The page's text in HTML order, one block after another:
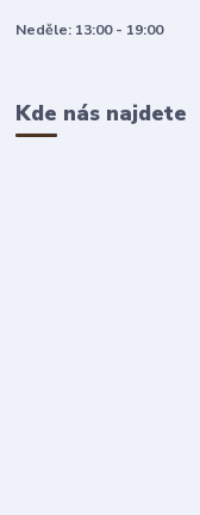
Neděle: 13:00 - 19:00
Kde nás najdete